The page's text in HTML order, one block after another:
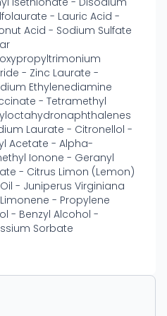
- Lauric Acid -
Acid - Sodium Sulfate
- Zinc Laurate -
Ethylenediamine
- Tetramethyl
Laurate - Citronellol -
Acetate - Alpha-
Ionone - Geranyl
- Citrus Limon (Lemon)
- Juniperus Virginiana
- Propylene
- Benzyl Alcohol -
Sorbate